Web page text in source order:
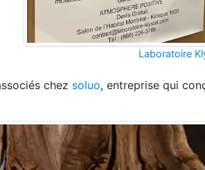
Laboratoire
chez soluo, entreprise qui